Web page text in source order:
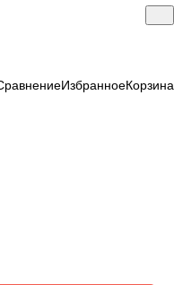
ИзбранноеКорзина